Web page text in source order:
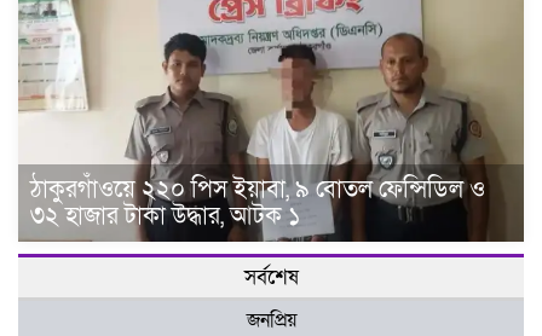
ঠাকুরগাঁওয়ে ২২০ পিস ইয়াবা, ৯ বোতল ফেন্সিডিল ও
৩২ হাজার টাকা উদ্ধার, আটক ১
সর্বশেষ
জনপ্রিয়